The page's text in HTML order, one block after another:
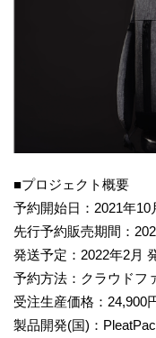
■プロジェクト概要
予約開始日：2021年10
先行予約販売期間：
発送予定：2022年2月
予約方法：クラウドフ
受注生産価格：24,900
製品開発(国)：